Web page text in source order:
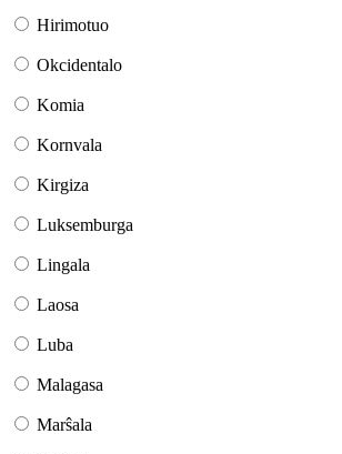
Hirimotuo
Okcidentalo
Komia
Kornvala
Kirgiza
Luksemburga
Lingala
Laosa
Luba
Malagasa
Marŝala